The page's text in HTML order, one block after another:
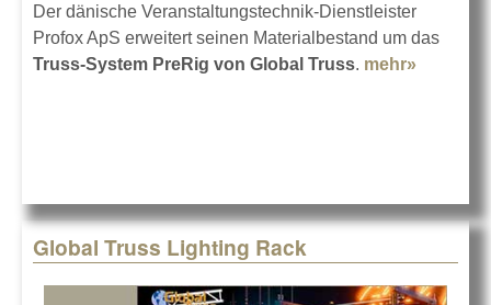
Der dänische Veranstaltungstechnik-Dienstleister
Profox ApS erweitert seinen Materialbestand um das
Truss-System PreRig von Global Truss. mehr»
Global Truss Lighting Rack